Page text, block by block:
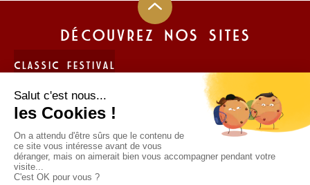
DÉCOUVREZ NOS SITES
CLASSIC FESTIVAL
FUN CUP
TROPHÉE ANDROS